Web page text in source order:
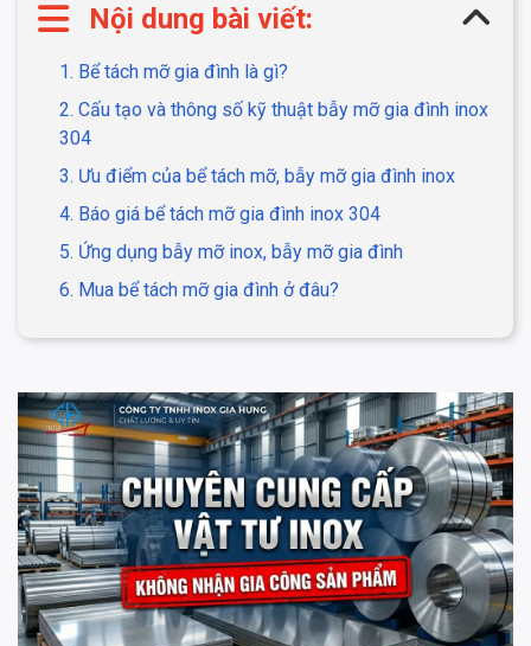
Nội dung bài viết:
1. Bể tách mỡ gia đình là gì?
2. Cấu tạo và thông số kỹ thuật bẫy mỡ gia đình inox
304
3. Ưu điểm của bể tách mỡ, bẫy mỡ gia đình inox
4. Báo giá bể tách mỡ gia đình inox 304
5. Ứng dụng bẫy mỡ inox, bẫy mỡ gia đình
6. Mua bể tách mỡ gia đình ở đâu?